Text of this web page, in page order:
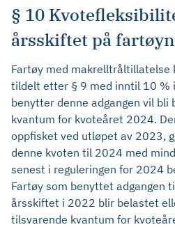
§ 10
årsskiftet på
Fartøy med makrelltråltillatelse
tildelt etter § 9 med inntil 10 %
benytter denne adgangen vil
kvantum for kvoteåret 2024.
oppfisket ved utløpet av 2023,
denne kvoten til 2024 med
senest i reguleringen for 2024
Fartøy som benyttet adgangen
årsskiftet i 2022 blir belastet
tilsvarende kvantum for